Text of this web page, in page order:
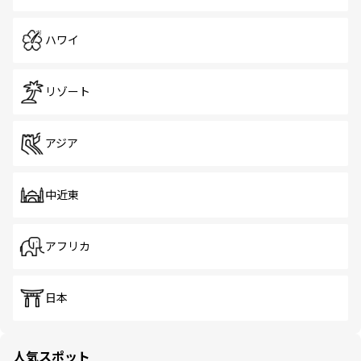
ハワイ
リゾート
アジア
中近東
アフリカ
日本
人気スポット